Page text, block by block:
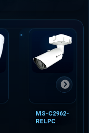
MS-C2962-
RELPC